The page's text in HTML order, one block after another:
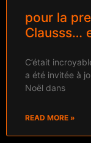
pour la
Clausss…
C’était
a été invitée à
Noël dans
READ MORE »